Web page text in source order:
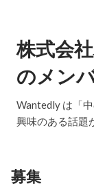
株式会
のメン
Wantedly は「中
興味のある話題
募集